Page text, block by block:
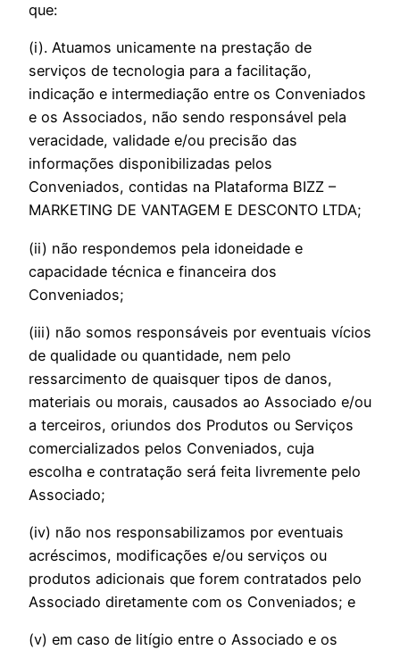
que:
(i). Atuamos unicamente na prestação de
serviços de tecnologia para a facilitação,
indicação e intermediação entre os Conveniados
e os Associados, não sendo responsável pela
veracidade, validade e/ou precisão das
informações disponibilizadas pelos
Conveniados, contidas na Plataforma BIZZ –
MARKETING DE VANTAGEM E DESCONTO LTDA;
(ii) não respondemos pela idoneidade e
capacidade técnica e financeira dos
Conveniados;
(iii) não somos responsáveis por eventuais vícios
de qualidade ou quantidade, nem pelo
ressarcimento de quaisquer tipos de danos,
materiais ou morais, causados ao Associado e/ou
a terceiros, oriundos dos Produtos ou Serviços
comercializados pelos Conveniados, cuja
escolha e contratação será feita livremente pelo
Associado;
(iv) não nos responsabilizamos por eventuais
acréscimos, modificações e/ou serviços ou
produtos adicionais que forem contratados pelo
Associado diretamente com os Conveniados; e
(v) em caso de litígio entre o Associado e os